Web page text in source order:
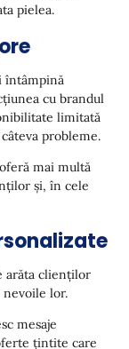
pielea.
întâmpină
cu brandul
limitată
probleme.
mai multă
și, în cele
arăta clienților
nevoile lor.
mesaje
țintite care